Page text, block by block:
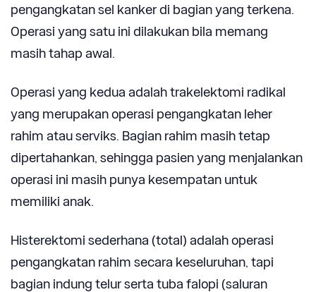
pengangkatan sel kanker di bagian yang terkena.
Operasi yang satu ini dilakukan bila memang
masih tahap awal.
Operasi yang kedua adalah trakelektomi radikal
yang merupakan operasi pengangkatan leher
rahim atau serviks. Bagian rahim masih tetap
dipertahankan, sehingga pasien yang menjalankan
operasi ini masih punya kesempatan untuk
memiliki anak.
Histerektomi sederhana (total) adalah operasi
pengangkatan rahim secara keseluruhan, tapi
bagian indung telur serta tuba falopi (saluran